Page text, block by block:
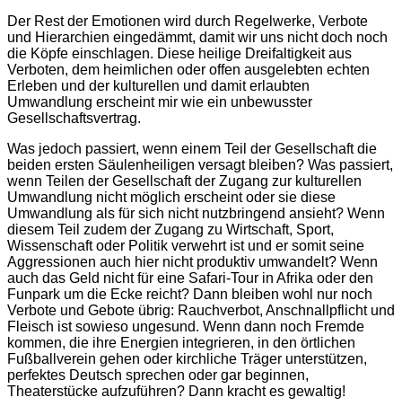
Der Rest der Emotionen wird durch Regelwerke, Verbote
und Hierarchien eingedämmt, damit wir uns nicht doch noch
die Köpfe einschlagen. Diese heilige Dreifaltigkeit aus
Verboten, dem heimlichen oder offen ausgelebten echten
Erleben und der kulturellen und damit erlaubten
Umwandlung erscheint mir wie ein unbewusster
Gesellschaftsvertrag.
Was jedoch passiert, wenn einem Teil der Gesellschaft die
beiden ersten Säulenheiligen versagt bleiben? Was passiert,
wenn Teilen der Gesellschaft der Zugang zur kulturellen
Umwandlung nicht möglich erscheint oder sie diese
Umwandlung als für sich nicht nutzbringend ansieht? Wenn
diesem Teil zudem der Zugang zu Wirtschaft, Sport,
Wissenschaft oder Politik verwehrt ist und er somit seine
Aggressionen auch hier nicht produktiv umwandelt? Wenn
auch das Geld nicht für eine Safari-Tour in Afrika oder den
Funpark um die Ecke reicht? Dann bleiben wohl nur noch
Verbote und Gebote übrig: Rauchverbot, Anschnallpflicht und
Fleisch ist sowieso ungesund. Wenn dann noch Fremde
kommen, die ihre Energien integrieren, in den örtlichen
Fußballverein gehen oder kirchliche Träger unterstützen,
perfektes Deutsch sprechen oder gar beginnen,
Theaterstücke aufzuführen? Dann kracht es gewaltig!